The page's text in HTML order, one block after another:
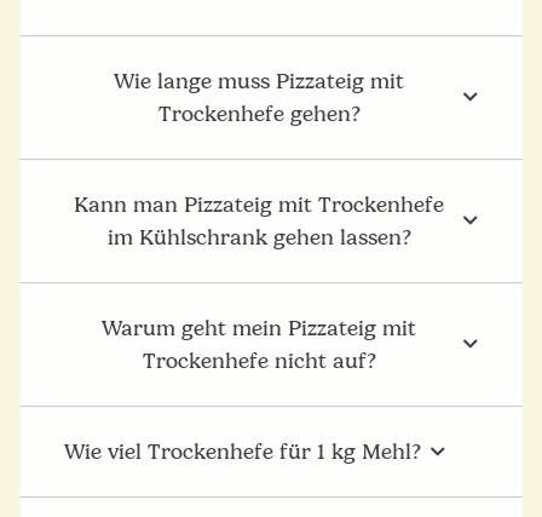
Wie lange muss Pizzateig mit
Trockenhefe gehen?
Kann man Pizzateig mit Trockenhefe
im Kühlschrank gehen lassen?
Warum geht mein Pizzateig mit
Trockenhefe nicht auf?
Wie viel Trockenhefe für 1 kg Mehl?